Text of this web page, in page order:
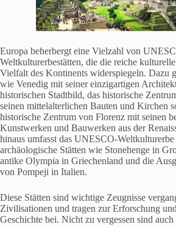
Europa beherbergt eine Vielzahl von
Weltkulturerbestätten, die die reiche
Vielfalt des Kontinents widerspiegeln. Dazu
wie Venedig mit seiner einzigartigen
historischen Stadtbild, das historische
seinen mittelalterlichen Bauten und Kirchen
historische Zentrum von Florenz mit seinen
Kunstwerken und Bauwerken aus der
hinaus umfasst das UNESCO-
archäologische Stätten wie Stonehenge in
antike Olympia in Griechenland und die
von Pompeji in Italien.
Diese Stätten sind wichtige Zeugnisse
Zivilisationen und tragen zur Erforschung
Geschichte bei. Nicht zu vergessen sind